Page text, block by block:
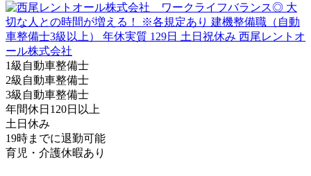
1級自動車整備士
2級自動車整備士
3級自動車整備士
年間休日120日以上
土日休み
19時までに退勤可能
育児・介護休暇あり